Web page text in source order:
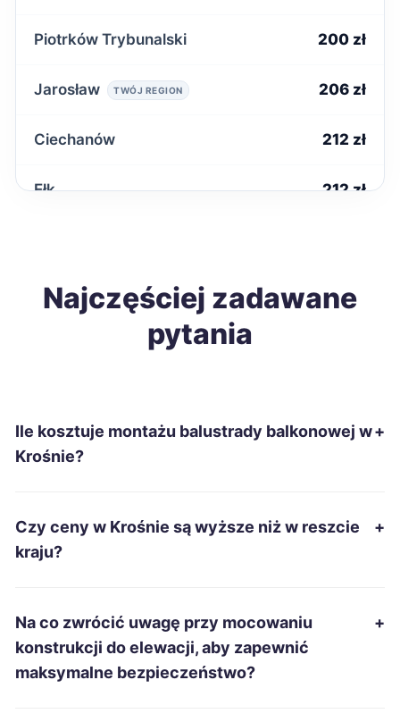
Piotrków Trybunalski 200 zł
Jarosław TWÓJ REGION 206 zł
Ciechanów 212 zł
Ełk 212 zł
Starachowice 212 zł
Szczecinek 213 zł
Tomaszów Mazowiecki
Suwałki
Najczęściej zadawane
pytania
Ile kosztuje montażu balustrady balkonowej w
Krośnie?
+
Czy ceny w Krośnie są wyższe niż w reszcie
kraju?
+
Na co zwrócić uwagę przy mocowaniu
konstrukcji do elewacji, aby zapewnić
maksymalne bezpieczeństwo?
+